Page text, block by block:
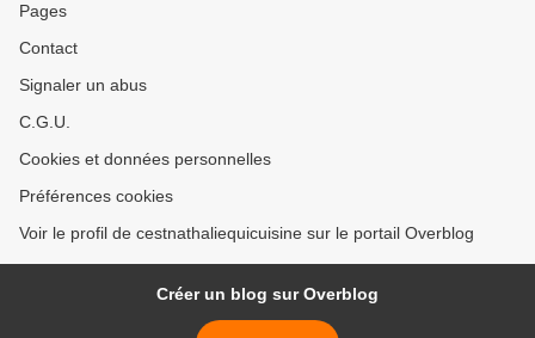
Pages
Contact
Signaler un abus
C.G.U.
Cookies et données personnelles
Préférences cookies
Voir le profil de cestnathaliequicuisine sur le portail Overblog
Créer un blog sur Overblog